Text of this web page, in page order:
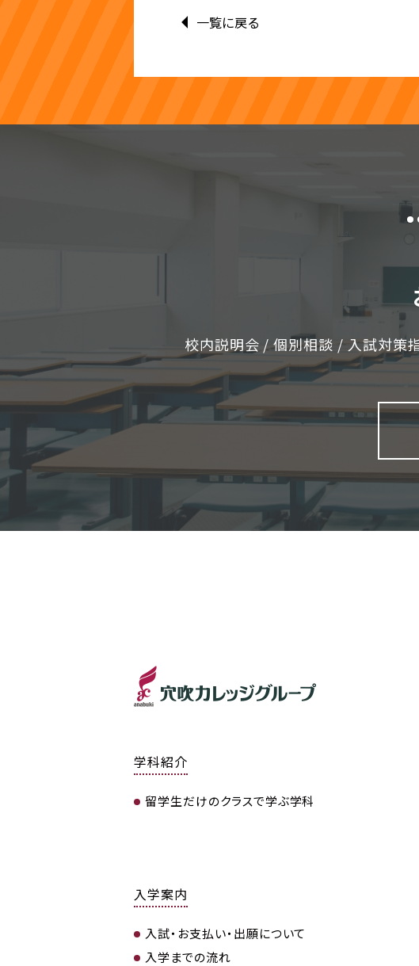
一覧に戻る
校内説明会 / 個別相談 / 入試対策
学科紹介
留学生だけのクラスで学ぶ学科
入学案内
入試・お支払い・出願について
入学までの流れ